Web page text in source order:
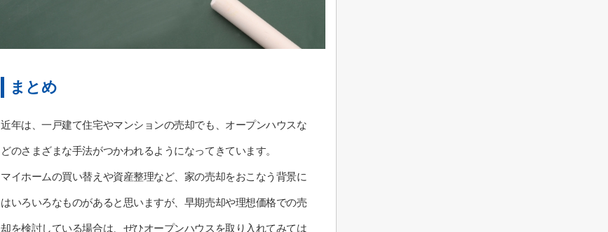
まとめ
近年は、一戸建て住宅やマンションの売却でも、オープンハウスな
どのさまざまな手法がつかわれるようになってきています。
マイホームの買い替えや資産整理など、家の売却をおこなう背景に
はいろいろなものがあると思いますが、早期売却や理想価格での売
却を検討している場合は、ぜひオープンハウスを取り入れてみては